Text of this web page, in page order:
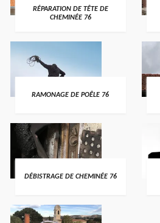
RÉPARATION DE TÊTE DE
CHEMINÉE 76
RAMONAGE DE POÊLE 76
DÉBISTRAGE DE CHEMINÉE 76